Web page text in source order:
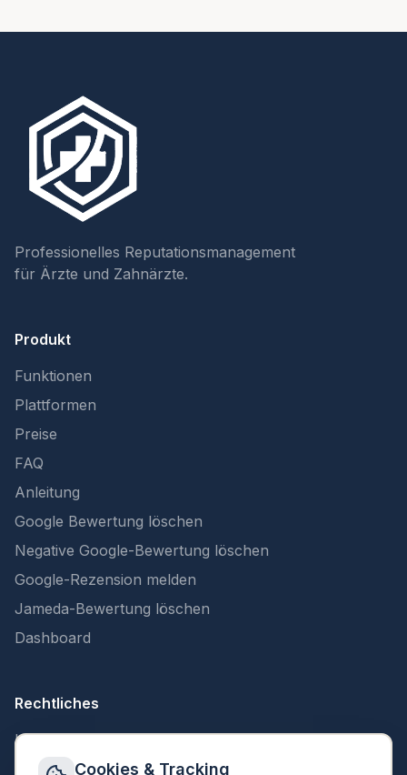
Professionelles Reputationsmanagement
für Ärzte und Zahnärzte.
Produkt
Funktionen
Plattformen
Preise
FAQ
Anleitung
Google Bewertung löschen
Negative Google-Bewertung löschen
Google-Rezension melden
Jameda-Bewertung löschen
Dashboard
Rechtliches
Impressum
DatenschutzCookies & Tracking